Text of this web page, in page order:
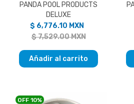
PANDA POOL PRODUCTS
DELUXE
$ 6,776.10 MXN
$ 7,529.00 MXN
Añadir al carrito
OFF 10%